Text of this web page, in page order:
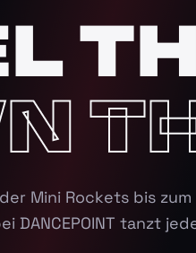
Mini Rockets bis
DANCEPOINT tanzt